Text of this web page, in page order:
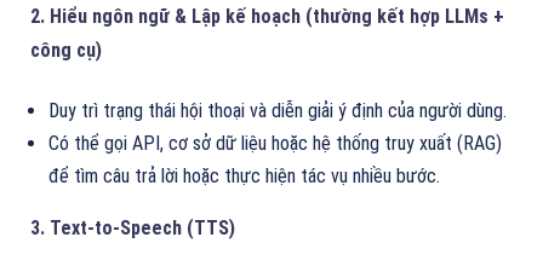
2. Hiểu ngôn ngữ & Lập kế hoạch (thường kết hợp LLMs +
công cụ)
Duy trì trạng thái hội thoại và diễn giải ý định của người dùng.
Có thể gọi API, cơ sở dữ liệu hoặc hệ thống truy xuất (RAG)
để tìm câu trả lời hoặc thực hiện tác vụ nhiều bước.
3. Text-to-Speech (TTS)